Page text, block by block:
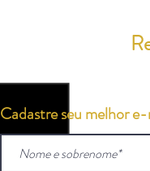
Cadastre seu melhor